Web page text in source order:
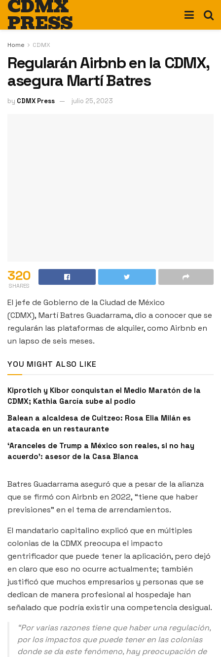
CDMX
PRESS
Home CDMX
Regularán Airbnb en la CDMX,
asegura Martí Batres
by CDMX Press julio 25, 2023
320
SHARES
El jefe de Gobierno de la Ciudad de México
(CDMX), Martí Batres Guadarrama, dio a conocer que se
regularán las plataformas de alquiler, como Airbnb en
un lapso de seis meses.
YOU MIGHT ALSO LIKE
Kiprotich y Kibor conquistan el Medio Maratón de la
CDMX; Kathia García sube al podio
Balean a alcaldesa de Cuitzeo: Rosa Elia Milán es
atacada en un restaurante
‘Aranceles de Trump a México son reales, si no hay
acuerdo’: asesor de la Casa Blanca
Batres Guadarrama aseguró que a pesar de la alianza
que se firmó con Airbnb en 2022, “tiene que haber
previsiones” en el tema de arrendamientos.
El mandatario capitalino explicó que en múltiples
colonias de la CDMX preocupa el impacto
gentrificador que puede tener la aplicación, pero dejó
en claro que eso no ocurre actualmente; también
justificó que muchos empresarios y personas que se
dedican de manera profesional al hospedaje han
señalado que podría existir una competencia desigual.
“Por varias razones tiene que haber una regulación,
por los impactos que puede tener en las colonias
donde se da este fenómeno, hay preocupación de